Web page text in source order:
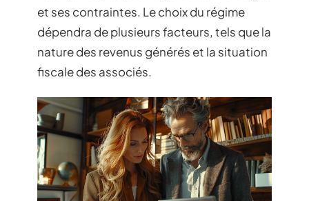
et ses contraintes. Le choix du régime
dépendra de plusieurs facteurs, tels que la
nature des revenus générés et la situation
fiscale des associés.